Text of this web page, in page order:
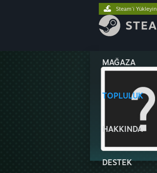
MAĞAZA
TOPLULUK
HAKKINDA
DESTEK
Steam'i Yükleyin